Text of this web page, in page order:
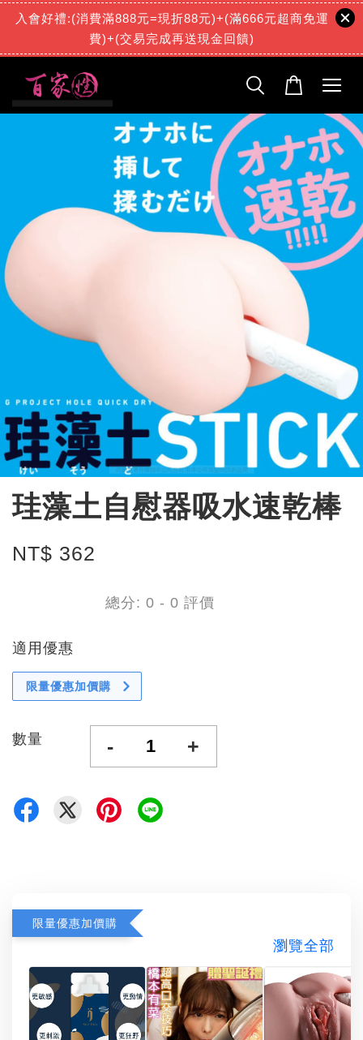
入會好禮:(消費滿888元=現折88元)+(滿666元超商免運
費)+(交易完成再送現金回饋)
珪藻土自慰器吸水速乾棒
NT$ 362
總分: 0 - 0 評價
適用優惠
限量優惠加價購
數量 - +
限量優惠加價購
瀏覽全部